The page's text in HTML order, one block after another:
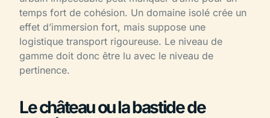
temps fort de cohésion. Un domaine isolé crée un
effet d’immersion fort, mais suppose une
logistique transport rigoureuse. Le niveau de
gamme doit donc être lu avec le niveau de
pertinence.
Le château ou la bastide de